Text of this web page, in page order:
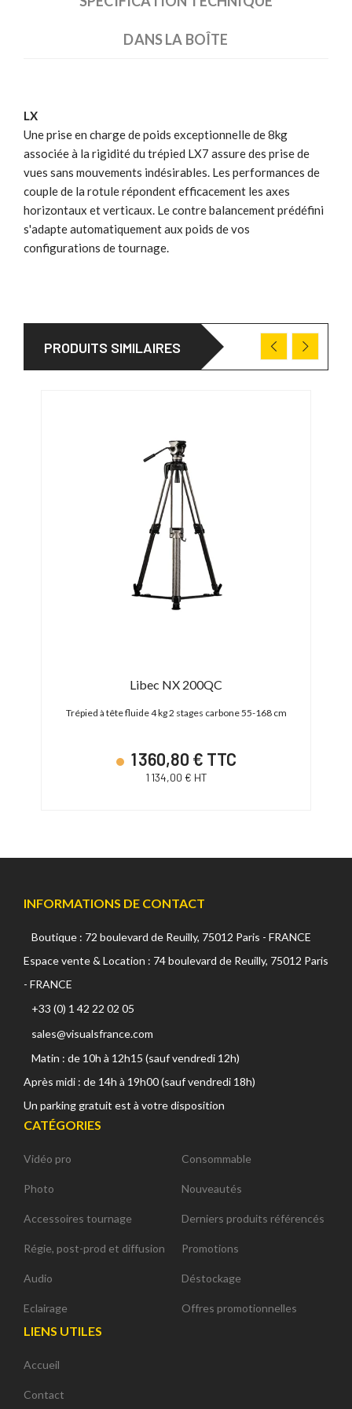
DANS LA BOÎTE
LX
Une prise en charge de poids exceptionnelle de 8kg
associée à la rigidité du trépied LX7 assure des prise de
vues sans mouvements indésirables. Les performances de
couple de la rotule répondent efficacement les axes
horizontaux et verticaux. Le contre balancement prédéfini
s'adapte automatiquement aux poids de vos
configurations de tournage.
PRODUITS SIMILAIRES
Libec NX 200QC
Trépied à tête fluide 4 kg 2 stages carbone 55-168 cm
1 360,80 € TTC
1 134,00 € HT
INFORMATIONS DE CONTACT
Boutique : 72 boulevard de Reuilly, 75012 Paris - FRANCE
Espace vente & Location : 74 boulevard de Reuilly, 75012 Paris
- FRANCE
+33 (0) 1 42 22 02 05
sales@visualsfrance.com
Matin : de 10h à 12h15 (sauf vendredi 12h)
Après midi : de 14h à 19h00 (sauf vendredi 18h)
Un parking gratuit est à votre disposition
CATÉGORIES
Vidéo pro
Photo
Accessoires tournage
Régie, post-prod et diffusion
Audio
Eclairage
Consommable
Nouveautés
Derniers produits référencés
Promotions
Déstockage
Offres promotionnelles
LIENS UTILES
Accueil
Contact